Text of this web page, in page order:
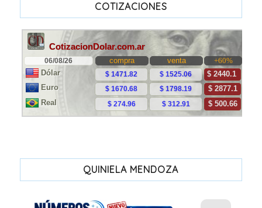
COTIZACIONES
QUINIELA MENDOZA